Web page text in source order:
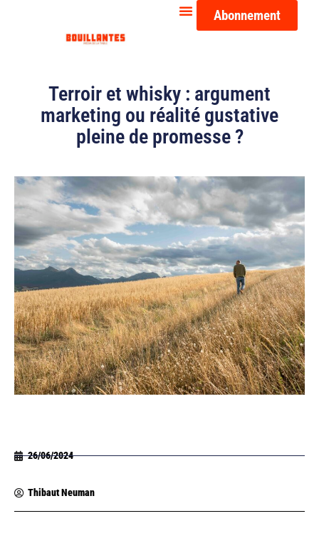
Abonnement
Terroir et whisky : argument
marketing ou réalité gustative
pleine de promesse ?
26/06/2024
Thibaut Neuman